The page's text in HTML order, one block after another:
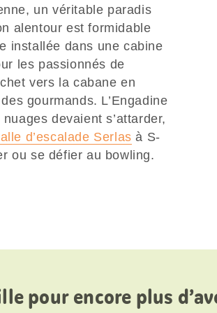
un véritable paradis
alentour est formidable
installée dans une cabine
les passionnés de
vers la cabane en
gourmands. L’Engadine
devaient s’attarder,
d’escalade Serlas à S-
ou se défier au bowling.
pour encore plus